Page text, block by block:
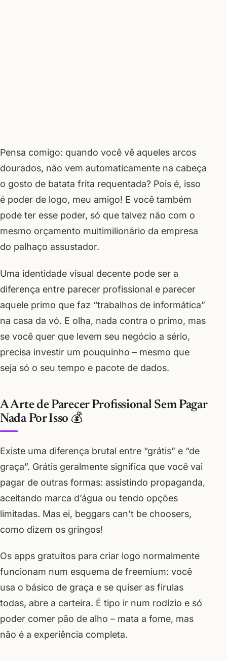
Pensa comigo: quando você vê aqueles arcos
dourados, não vem automaticamente na cabeça
o gosto de batata frita requentada? Pois é, isso
é poder de logo, meu amigo! E você também
pode ter esse poder, só que talvez não com o
mesmo orçamento multimilionário da empresa
do palhaço assustador.
Uma identidade visual decente pode ser a
diferença entre parecer profissional e parecer
aquele primo que faz “trabalhos de informática”
na casa da vó. E olha, nada contra o primo, mas
se você quer que levem seu negócio a sério,
precisa investir um pouquinho – mesmo que
seja só o seu tempo e pacote de dados.
A Arte de Parecer Profissional Sem Pagar
Nada Por Isso 💰
Existe uma diferença brutal entre “grátis” e “de
graça”. Grátis geralmente significa que você vai
pagar de outras formas: assistindo propaganda,
aceitando marca d’água ou tendo opções
limitadas. Mas ei, beggars can’t be choosers,
como dizem os gringos!
Os apps gratuitos para criar logo normalmente
funcionam num esquema de freemium: você
usa o básico de graça e se quiser as firulas
todas, abre a carteira. É tipo ir num rodízio e só
poder comer pão de alho – mata a fome, mas
não é a experiência completa.